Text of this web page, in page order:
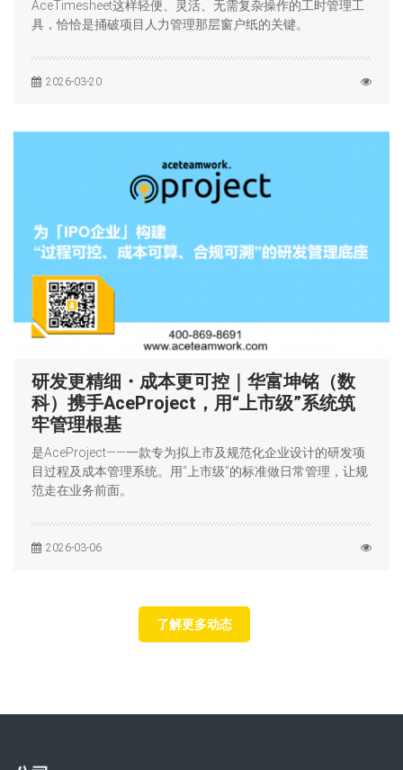
AceTimesheet这样轻便、灵活、无需复杂操作的工时管理工
具，恰恰是捅破项目人力管理那层窗户纸的关键。
2026-03-20
研发更精细・成本更可控｜华富坤铭（数
科）携手AceProject，用“上市级”系统筑
牢管理根基
是AceProject——一款专为拟上市及规范化企业设计的研发项
目过程及成本管理系统。用“上市级”的标准做日常管理，让规
范走在业务前面。
2026-03-06
了解更多动态